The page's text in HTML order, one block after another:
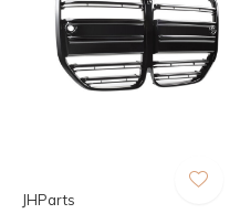
JHParts